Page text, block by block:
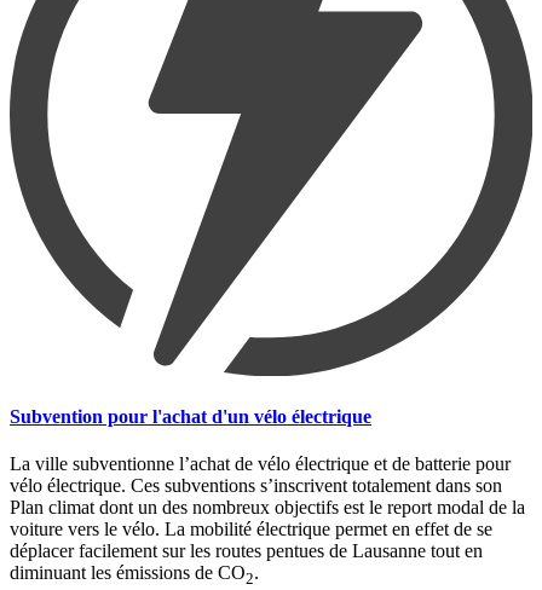
Subvention pour l'achat d'un vélo électrique
La ville subventionne l’achat de vélo électrique et de batterie pour
vélo électrique. Ces subventions s’inscrivent totalement dans son
Plan climat dont un des nombreux objectifs est le report modal de la
voiture vers le vélo. La mobilité électrique permet en effet de se
déplacer facilement sur les routes pentues de Lausanne tout en
diminuant les émissions de CO2.